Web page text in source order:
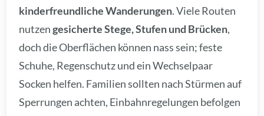
kinderfreundliche Wanderungen. Viele Routen
nutzengesicherte Stege, Stufen und Brücken,
doch die Oberflächen können nass sein; feste
Schuhe, Regenschutz und ein Wechselpaar
Socken helfen. Familien sollten nach Stürmen auf
Sperrungen achten, Einbahnregelungen befolgen